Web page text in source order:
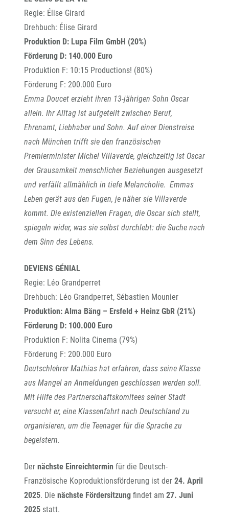
Regie: Élise Girard
Drehbuch: Élise Girard
Produktion D: Lupa Film GmbH (20%)
Förderung D: 140.000 Euro
Produktion F: 10:15 Productions! (80%)
Förderung F: 200.000 Euro
Emma Doucet erzieht ihren 13-jährigen Sohn Oscar
allein. Ihr Alltag ist aufgeteilt zwischen Beruf,
Ehrenamt, Liebhaber und Sohn. Auf einer Dienstreise
nach München trifft sie den französischen
Premierminister Michel Villaverde, gleichzeitig ist Oscar
der Grausamkeit menschlicher Beziehungen ausgesetzt
und verfällt allmählich in tiefe Melancholie. Emmas
Leben gerät aus den Fugen, je näher sie Villaverde
kommt. Die existenziellen Fragen, die Oscar sich stellt,
spiegeln wider, was sie selbst durchlebt: die Suche nach
dem Sinn des Lebens.
DEVIENS GÉNIAL
Regie: Léo Grandperret
Drehbuch: Léo Grandperret, Sébastien Mounier
Produktion: Alma Bäng – Ersfeld + Heinz GbR (21%)
Förderung D: 100.000 Euro
Produktion F: Nolita Cinema (79%)
Förderung F: 200.000 Euro
Deutschlehrer Mathias hat erfahren, dass seine Klasse
aus Mangel an Anmeldungen geschlossen werden soll.
Mit Hilfe des Partnerschaftskomitees seiner Stadt
versucht er, eine Klassenfahrt nach Deutschland zu
organisieren, um die Teenager für die Sprache zu
begeistern.
Der nächste Einreichtermin für die Deutsch-
Französische Koproduktionsförderung ist der 24. April
2025. Die nächste Fördersitzung findet am 27. Juni
2025 statt.